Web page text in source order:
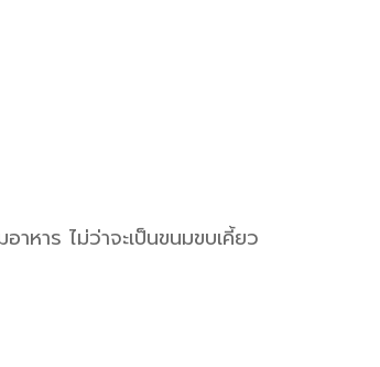
าร ไม่ว่าจะเป็นขนมขบเคี้ยว